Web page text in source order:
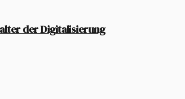
der Digitalisierung